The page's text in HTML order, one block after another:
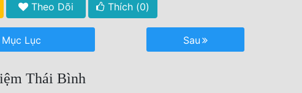
Theo Dõi Thích (0)
Mục Lục Sau
Thái Bình